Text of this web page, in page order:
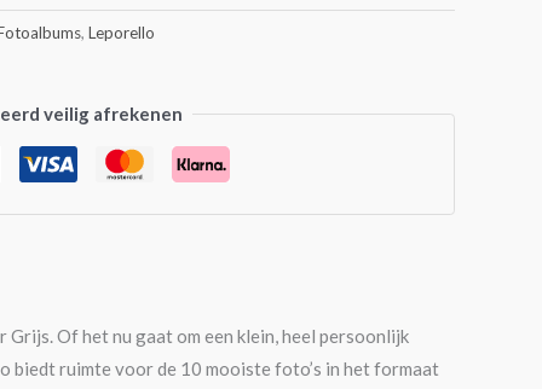
, Leporello
veilig afrekenen
Of het nu gaat om een klein, heel persoonlijk
biedt ruimte voor de 10 mooiste foto’s in het formaat